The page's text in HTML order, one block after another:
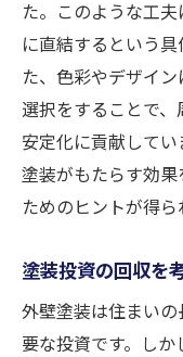
た。このような工
に直結するという
た、色彩やデザイ
選択をすることで
安定化に貢献して
塗装がもたらす効
ためのヒントが得ら
塗装投資の回収を
外壁塗装は住まい
要な投資です。し